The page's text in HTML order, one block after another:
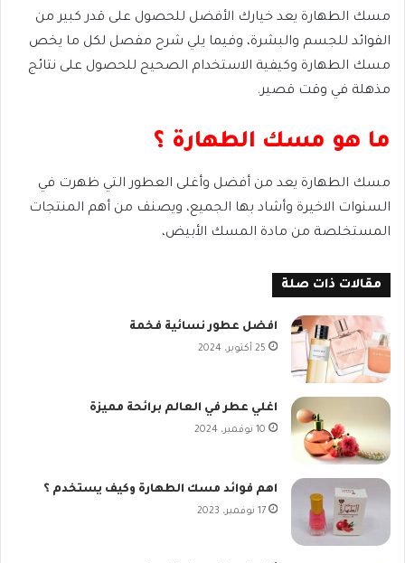
مسك الطهارة يعد خيارك الأفضل للحصول على قدر كبير من
الفوائد للجسم والبشرة، وفيما يلي شرح مفصل لكل ما يخص
مسك الطهارة وكيفية الاستخدام الصحيح للحصول على نتائج
مذهلة في وقت قصير.
ما هو مسك الطهارة ؟
مسك الطهارة يعد من أفضل وأغلى العطور التي ظهرت في
السنوات الاخيرة وأشاد بها الجميع، ويصنف من أهم المنتجات
المستخلصة من مادة المسك الأبيض،
مقالات ذات صلة
افضل عطور نسائية فخمة
25 أكتوبر، 2024
اغلي عطر في العالم برائحة مميزة
10 نوفمبر، 2024
اهم فوائد مسك الطهارة وكيف يستخدم ؟
17 نوفمبر، 2023